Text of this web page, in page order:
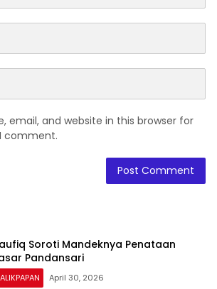
email, and website in this browser for
comment.
Soroti Mandeknya Penataan
Pandansari
April 30, 2026